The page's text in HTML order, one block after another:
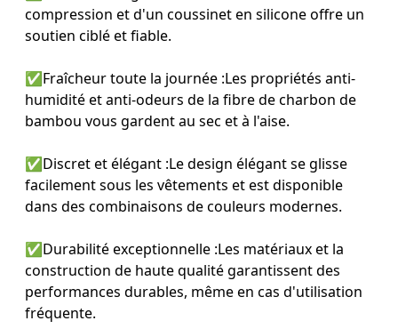
compression et d'un coussinet en silicone offre un
soutien ciblé et fiable.
✅Fraîcheur toute la journée :Les propriétés anti-
humidité et anti-odeurs de la fibre de charbon de
bambou vous gardent au sec et à l'aise.
✅Discret et élégant :Le design élégant se glisse
facilement sous les vêtements et est disponible
dans des combinaisons de couleurs modernes.
✅Durabilité exceptionnelle :Les matériaux et la
construction de haute qualité garantissent des
performances durables, même en cas d'utilisation
fréquente.